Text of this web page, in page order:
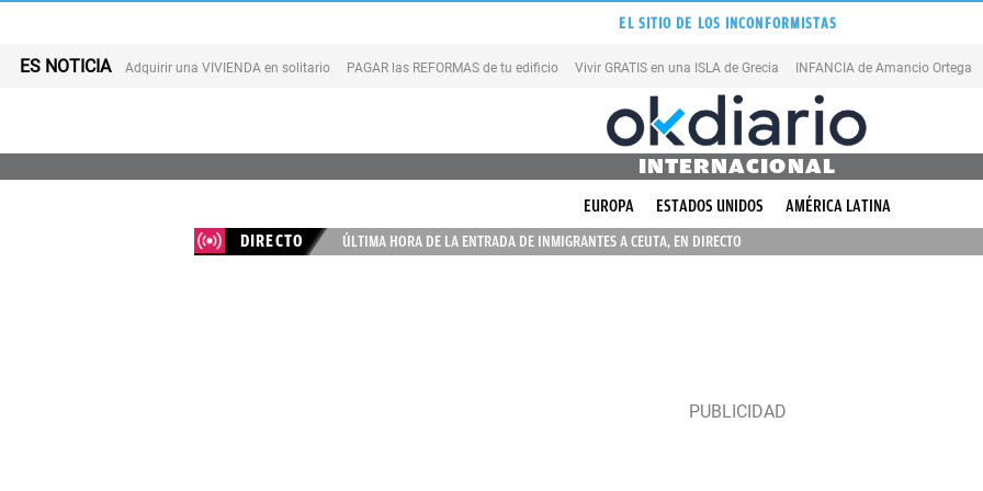
EL SITIO DE LOS INCONFORMISTAS
ES NOTICIA Adquirir una VIVIENDA en solitario PAGAR las REFORMAS de tu edificio Vivir GRATIS en una ISLA de Grecia INFANCIA de Amancio Ortega
INTERNACIONAL
EUROPA ESTADOS UNIDOS
AMÉRICA LATINA
DIRECTO
ÚLTIMA HORA DE LA ENTRADA DE INMIGRANTES A CEUTA, EN DIRECTO